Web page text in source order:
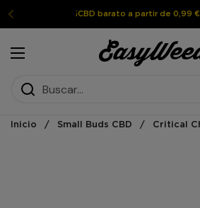
Ir al contenido ¡CBD barato a partir de 0,99
Abrir el menú
Inicio / Small Buds CBD / Critical